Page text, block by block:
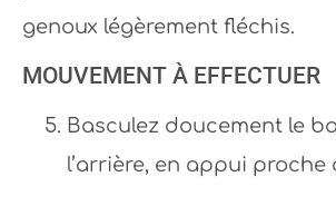
genoux légèrement fléchis.
MOUVEMENT À EFFECTUER
Basculez doucement le
l’arrière, en appui proche